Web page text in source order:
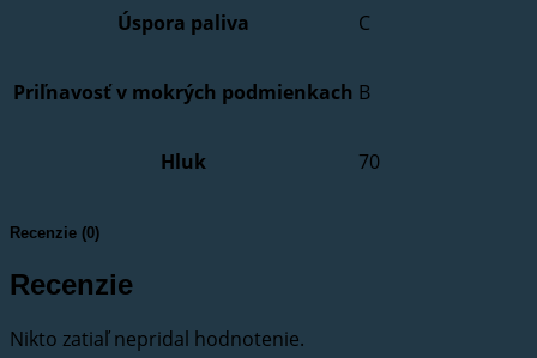
Úspora paliva
C
Priľnavosť v mokrých podmienkach B
Hluk 70
Recenzie (0)
Recenzie
Nikto zatiaľ nepridal hodnotenie.